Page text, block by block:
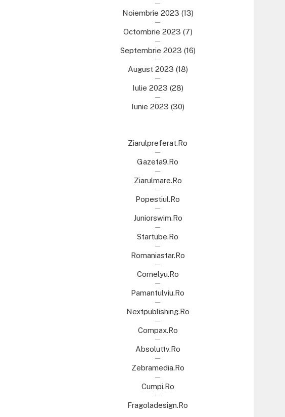
Noiembrie 2023 (13)
Octombrie 2023 (7)
Septembrie 2023 (16)
August 2023 (18)
Iulie 2023 (28)
Iunie 2023 (30)
Ziarulpreferat.ro
Gazeta9.ro
Ziarulmare.ro
Popestiul.ro
Juniorswim.ro
Startube.ro
Romaniastar.ro
Cornelyu.ro
Pamantulviu.ro
Nextpublishing.ro
Compax.ro
Absoluttv.ro
Zebramedia.ro
Cumpi.ro
Fragoladesign.ro